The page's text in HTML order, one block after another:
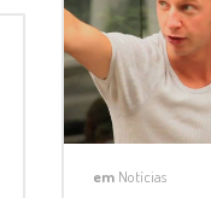
em Notícias